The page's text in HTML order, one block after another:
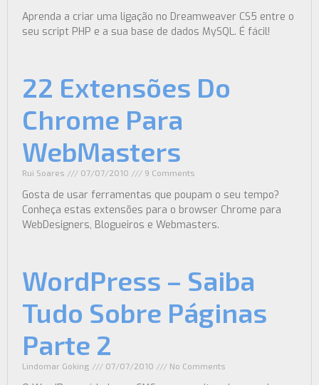
Aprenda a criar uma ligação no Dreamweaver CS5 entre o
seu script PHP e a sua base de dados MySQL. É fácil!
22 Extensões Do
Chrome Para
WebMasters
Rui Soares 07/07/2010 9 Comments
Gosta de usar ferramentas que poupam o seu tempo?
Conheça estas extensões para o browser Chrome para
WebDesigners, Blogueiros e Webmasters.
WordPress – Saiba
Tudo Sobre Páginas
Parte 2
Lindomar Goking 07/07/2010 No Comments